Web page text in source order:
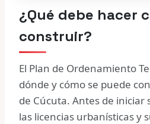
¿Qué debe hacer
construir?
El Plan de Ordenamiento
dónde y cómo se puede
de Cúcuta. Antes de iniciar
las licencias urbanísticas y